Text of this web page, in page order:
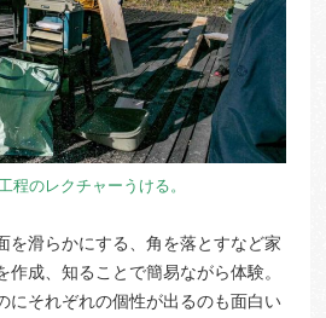
程のレクチャーうける。
滑らかにする、角を落とすなど家
作成、知ることで簡易ながら体験。
にそれぞれの個性が出るのも面白い